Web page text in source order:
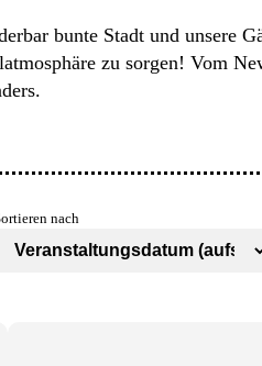
bunte Stadt und unsere
zu sorgen! Vom
nach